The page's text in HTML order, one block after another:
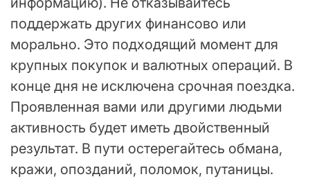
поддержать других финансово или
морально. Это подходящий момент для
крупных покупок и валютных операций. В
конце дня не исключена срочная поездка.
Проявленная вами или другими людьми
активность будет иметь двойственный
результат. В пути остерегайтесь обмана,
кражи, опозданий, поломок, путаницы.